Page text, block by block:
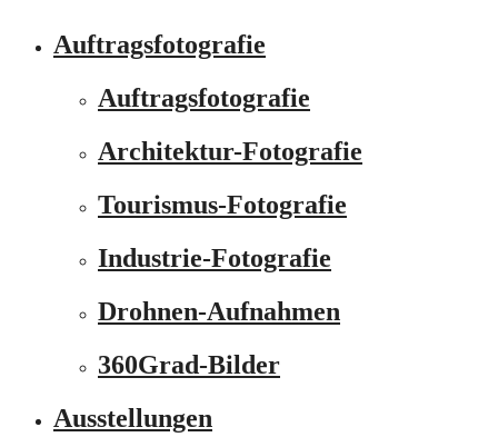
Auftragsfotografie
Auftragsfotografie
Architektur-Fotografie
Tourismus-Fotografie
Industrie-Fotografie
Drohnen-Aufnahmen
360Grad-Bilder
Ausstellungen